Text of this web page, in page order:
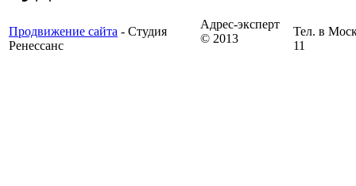
Продвижение сайта - Студия
Ренессанс
Адрес-эксперт
© 2013
Тел. в
11